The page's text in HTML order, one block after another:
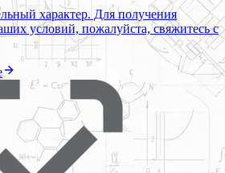
характер. Для получения
условий, пожалуйста, свяжитесь с